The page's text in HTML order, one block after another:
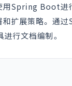
用Spring Boot进
和扩展策略。通
行文档编制。